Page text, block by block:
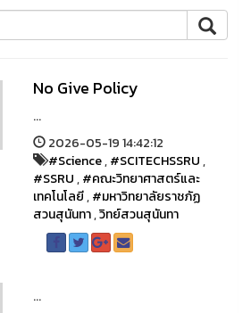
No Give Policy
...
2026-05-19 14:42:12
#Science,#SCITECHSSRU,
#SSRU,#คณะวิทยาศาสตร์และ
เทคโนโลยี,#มหาวิทยาลัยราชภัฏ
สวนสุนันทา,วิทย์สวนสุนันทา
...